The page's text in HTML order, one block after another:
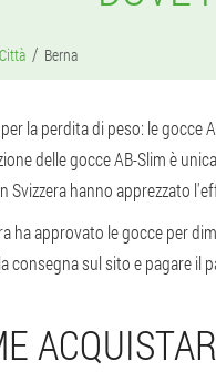
Città Berna
la perdita di peso: le gocce
delle gocce AB-Slim è
Svizzera hanno apprezzato
ha approvato le gocce per
consegna sul sito e pagare il